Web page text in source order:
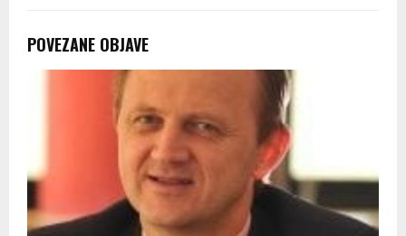
POVEZANE OBJAVE